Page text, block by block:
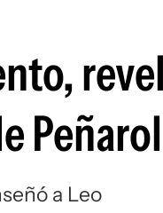
Peñarol
a Leo